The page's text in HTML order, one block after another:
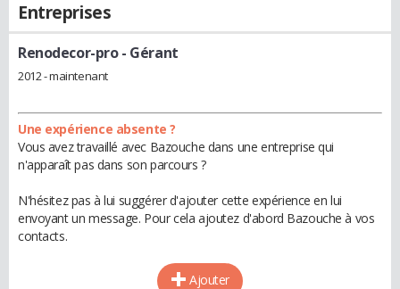
Entreprises
Renodecor-pro- Gérant
2012 - maintenant
Une expérience absente ?
Vous avez travaillé avec Bazouche dans une entreprise qui
n'apparaît pas dans son parcours ?
N'hésitez pas à lui suggérer d'ajouter cette expérience en lui
envoyant un message. Pour cela ajoutez d'abord Bazouche à vos
contacts.
Ajouter